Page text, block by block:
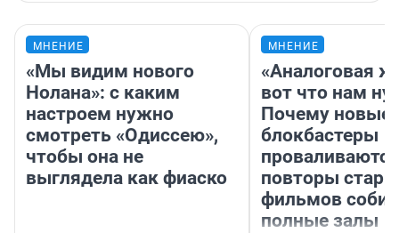
МНЕНИЕ
«Мы видим нового
Нолана»: с каким
настроем нужно
смотреть «Одиссею»,
чтобы она не
выглядела как фиаско
МНЕНИЕ
«Аналоговая
вот что нам
Почему новые
блокбастеры
повторы
фильмов
полные залы